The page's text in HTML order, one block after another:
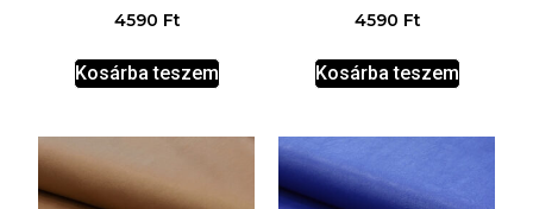
4590 Ft
Kosárba teszem
4590 Ft
Kosárba teszem